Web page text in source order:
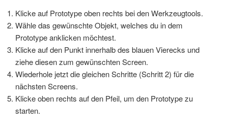
Klicke auf Prototype oben rechts bei den Werkzeugtools.
Wähle das gewünschte Objekt, welches du in dem
Prototype anklicken möchtest.
Klicke auf den Punkt innerhalb des blauen Vierecks und
ziehe diesen zum gewünschten Screen.
Wiederhole jetzt die gleichen Schritte (Schritt 2) für die
nächsten Screens.
Klicke oben rechts auf den Pfeil, um den Prototype zu
starten.